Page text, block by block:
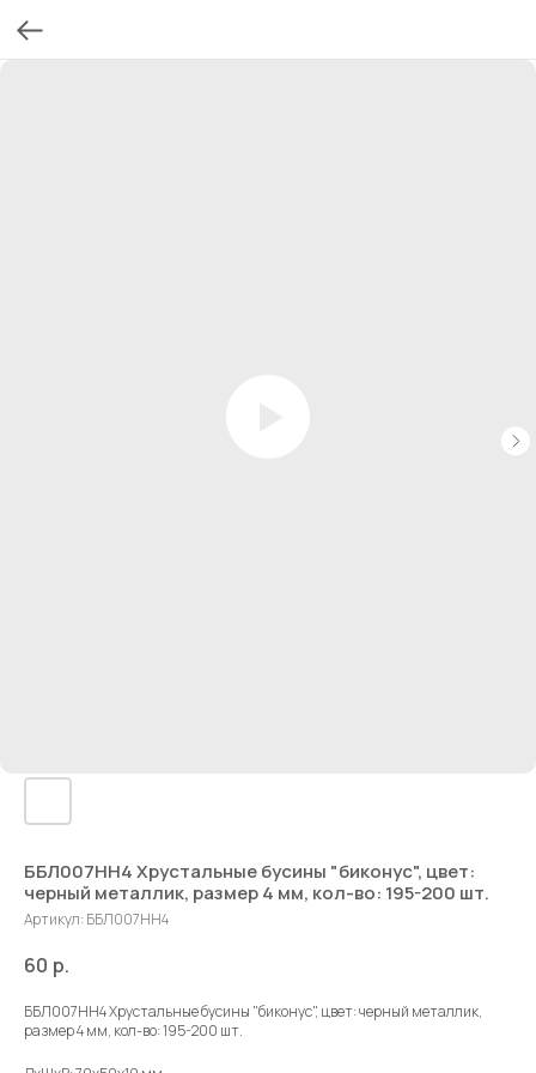
ББЛ007НН4 Хрустальные бусины "биконус", цвет:
черный металлик, размер 4 мм, кол-во: 195-200 шт.
Артикул: ББЛ007НН4
60 р.
ББЛ007НН4 Хрустальные бусины "биконус", цвет: черный металлик,
размер 4 мм, кол-во: 195-200 шт.